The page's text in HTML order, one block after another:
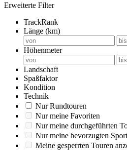
Erweiterte Filter
TrackRank
Länge (km)
Höhenmeter
Landschaft
Spaßfaktor
Kondition
Technik
Nur Rundtouren
Nur meine Favoriten
Nur meine durchgeführten
Nur meine bevorzugten
Meine gesperrten Touren